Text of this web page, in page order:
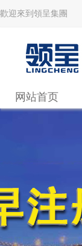
歡迎來到領呈集團
网站首页